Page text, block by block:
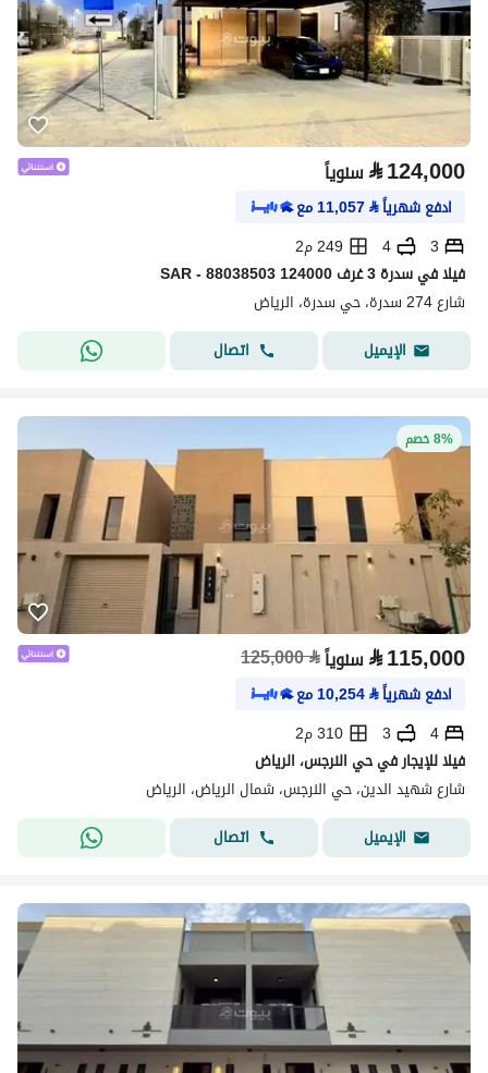
⃁124,000 سنوياً
ادفع شهرياً⃁
11,057مع
3
4
249 م2
فیلا في سدرة 3 غرف 124000 SAR - 88038503
شارع 274 سدرة، حي سدرة، الرياض
الإيميل
اتصال
8% خصم
⃁115,000 سنوياً⃁
125,000
ادفع شهرياً⃁
10,254مع
4
3
310 م2
فيلا للإيجار في حي النرجس، الرياض
شارع شهيد الدين، حي النرجس، شمال الرياض، الرياض
الإيميل
اتصال